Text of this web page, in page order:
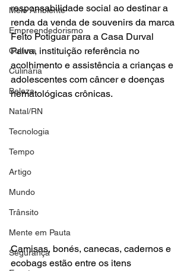
Meio Ambiente
Empreendedorismo
Cultura
Culinária
Beleza
Natal/RN
Tecnologia
Tempo
Artigo
Mundo
Trânsito
Mente em Pauta
Segurança
responsabilidade social ao destinar a
renda da venda de souvenirs da marca
Feito Potiguar para a Casa Durval
Paiva, instituição referência no
acolhimento e assistência a crianças e
adolescentes com câncer e doenças
hematológicas crônicas.
Camisas, bonés, canecas, cadernos e
ecobags estão entre os itens